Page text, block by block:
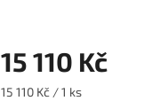
15 110 Kč
Měrná
15 110 Kč / 1 ks